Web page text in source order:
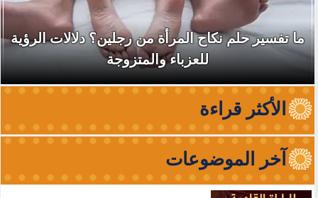
المرأة من رجلين؟ دلالات الرؤية
والمتزوجة
نقابة
الأكثر قراءة
آخر الموضوعات